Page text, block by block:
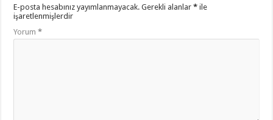
E-posta hesabınız yayımlanmayacak. Gerekli alanlar* ile
işaretlenmişlerdir
Yorum*